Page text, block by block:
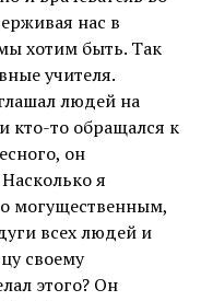
нас в
хотим быть. Так
учителя.
людей на
кто-то обращался к
он
я
могущественным,
всех людей и
своему
этого? Он